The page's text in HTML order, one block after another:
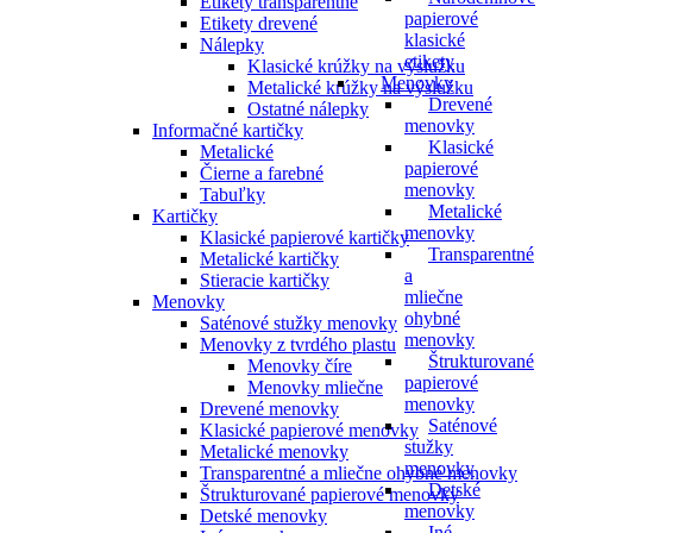
papierové
klasické
etikety
Menovky
Drevené
menovky
Klasické
papierové
menovky
Metalické
menovky
Transparentné
a
mliečne
ohybné
menovky
Štrukturované
papierové
menovky
Saténové
stužky
menovky
Detské
menovky
Etikety drevené
Nálepky
Klasické krúžky na výslužku
Metalické krúžky na výslužku
Ostatné nálepky
Informačné kartičky
Metalické
Čierne a farebné
Tabuľky
Kartičky
Klasické papierové kartičky
Metalické kartičky
Stieracie kartičky
Menovky
Saténové stužky menovky
Menovky z tvrdého plastu
Menovky číre
Menovky mliečne
Drevené menovky
Klasické papierové menovky
Metalické menovky
Transparentné a mliečne ohybné menovky
Štrukturované papierové menovky
Detské menovky